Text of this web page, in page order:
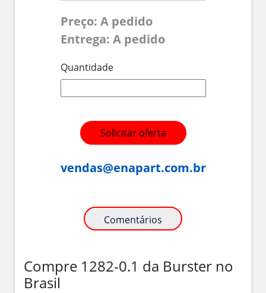
Preço: A pedido
Entrega: A pedido
Quantidade
Solicitar oferta
vendas@enapart.com.br
Comentários
Compre 1282-0.1 da Burster no
Brasil